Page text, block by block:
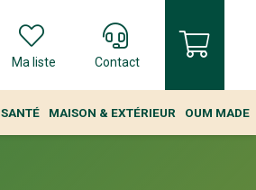
Ma liste Contact
SANTÉ MAISON & EXTÉRIEUR OUM MADE